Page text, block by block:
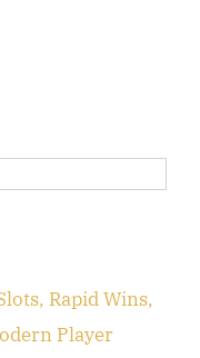
Rapid Wins,
Player